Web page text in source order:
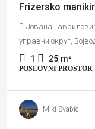
Frizersko
Јована
управни округ,
1 25 m²
POSLOVNI PROSTOR
Miki Svabic